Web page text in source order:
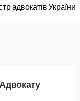
адвокатів України